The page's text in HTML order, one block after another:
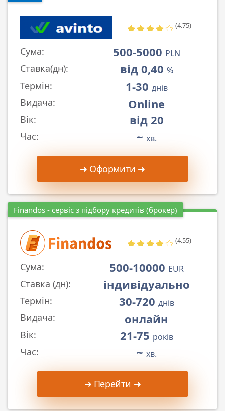
(4.75)
Сума: 500-5000 PLN
Ставка(дн): від 0,40 %
Термін: 1-30 днів
Видача: Online
Вік: від 20
Час: ~ хв.
➜ Оформити ➜
Finandos - сервіс з підбору кредитів (брокер)
(4.55)
Сума: 500-10000 EUR
Ставка (дн): індивідуально
Термін: 30-720 днів
Видача: онлайн
Вік: 21-75 років
Час: ~ хв.
➜ Перейти ➜